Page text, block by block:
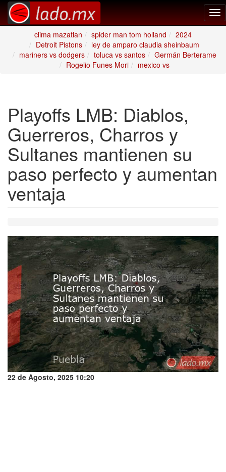
clima mazatlan
spider man tom holland
2024
Detroit Pistons
ley de amparo claudia sheinbaum
mariners vs dodgers
toluca vs santos
Germán Berterame
Rogelio Funes Mori
mexico vs
Playoffs LMB: Diablos,
Guerreros, Charros y
Sultanes mantienen su
paso perfecto y aumentan
ventaja
22 de Agosto, 2025 10:20